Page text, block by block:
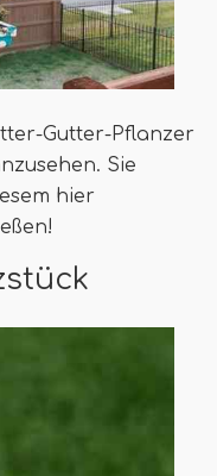
Gutter-Pflanzer
Sie
hier